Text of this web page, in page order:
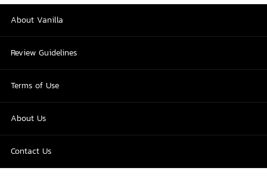
About Vanilla
Review Guidelines
Terms of Use
About Us
Contact Us